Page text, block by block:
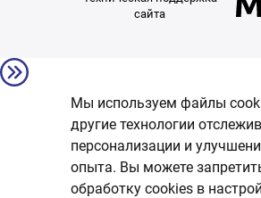
сайта
Мы используем файлы
другие технологии
персонализации и
опыта. Вы можете
обработку сookies в